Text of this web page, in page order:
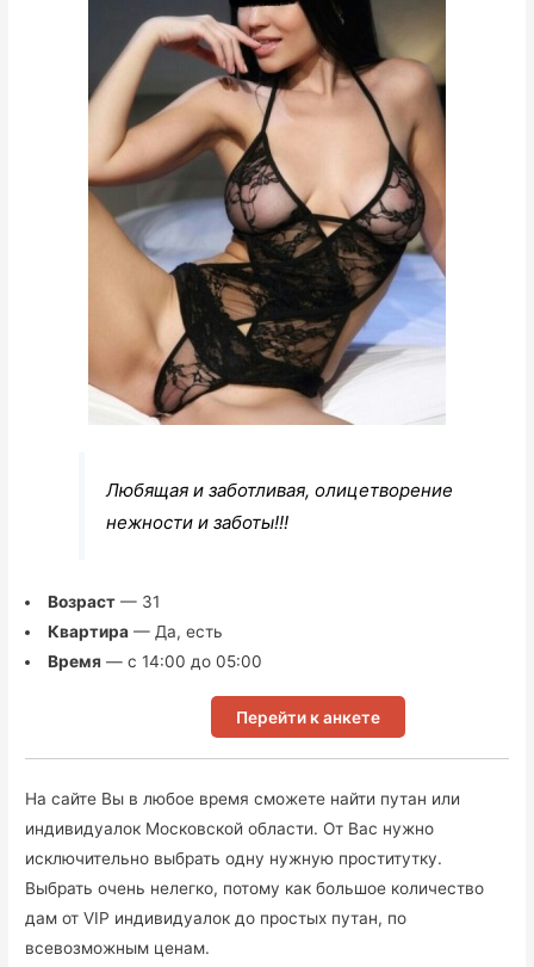
Любящая и заботливая, олицетворение
нежности и заботы!!!
Возраст— 31
Квартира— Да, есть
Время — с 14:00 до 05:00
Перейти к анкете
На сайте Вы в любое время сможете найти путан или
индивидуалок Московской области. От Вас нужно
исключительно выбрать одну нужную проститутку.
Выбрать очень нелегко, потому как большое количество
дам от VIP индивидуалок до простых путан, по
всевозможным ценам.